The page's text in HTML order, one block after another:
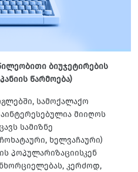
ბიუჯეტირების
წარმოება)
სამოქალაქო
მიიღოს
სამიზნე
ხელვაჩაური)
პოპულარიზაციისკენ
კერძოდ,